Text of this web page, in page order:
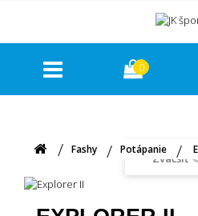
0
Fashy Potápanie
Zväčšiť